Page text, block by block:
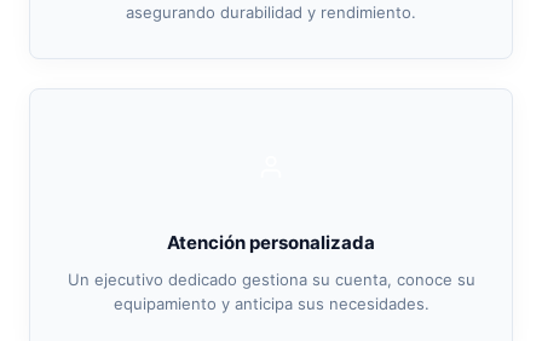
asegurando durabilidad y rendimiento.
Atención personalizada
Un ejecutivo dedicado gestiona su cuenta, conoce su
equipamiento y anticipa sus necesidades.